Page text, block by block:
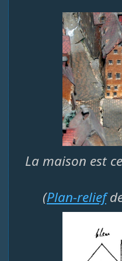
La maison est
(Plan-relief